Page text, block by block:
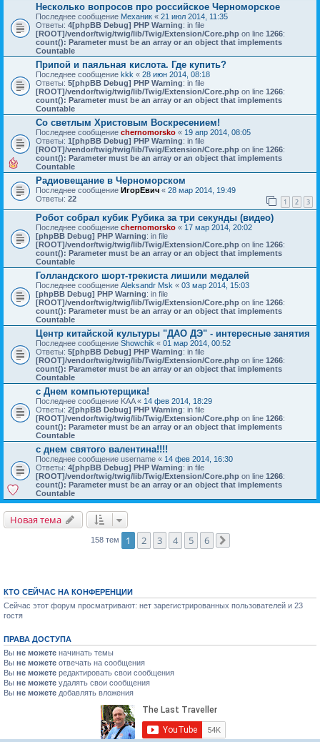
Несколько вопросов про российское Черноморское
Последнее сообщение Механик « 21 июл 2014, 11:35
Ответы: 4[phpBB Debug] PHP Warning: in file
[ROOT]/vendor/twig/twig/lib/Twig/Extension/Core.php on line 1266:
count(): Parameter must be an array or an object that implements
Countable
Припой и паяльная кислота. Где купить?
Последнее сообщение kkk « 28 июн 2014, 08:18
Ответы: 5[phpBB Debug] PHP Warning: in file
[ROOT]/vendor/twig/twig/lib/Twig/Extension/Core.php on line 1266:
count(): Parameter must be an array or an object that implements
Countable
Со светлым Христовым Воскресением!
Последнее сообщение chernomorsko « 19 апр 2014, 08:05
Ответы: 1[phpBB Debug] PHP Warning: in file
[ROOT]/vendor/twig/twig/lib/Twig/Extension/Core.php on line 1266:
count(): Parameter must be an array or an object that implements
Countable
Радиовещание в Черноморском
Последнее сообщение ИгорЕвич « 28 мар 2014, 19:49
Ответы: 22 1 2 3
Робот собрал кубик Рубика за три секунды (видео)
Последнее сообщение chernomorsko « 17 мар 2014, 20:02
[phpBB Debug] PHP Warning: in file
[ROOT]/vendor/twig/twig/lib/Twig/Extension/Core.php on line 1266:
count(): Parameter must be an array or an object that implements
Countable
Голландского шорт-трекиста лишили медалей
Последнее сообщение Aleksandr Msk « 03 мар 2014, 15:03
[phpBB Debug] PHP Warning: in file
[ROOT]/vendor/twig/twig/lib/Twig/Extension/Core.php on line 1266:
count(): Parameter must be an array or an object that implements
Countable
Центр китайской культуры "ДАО ДЭ" - интересные занятия
Последнее сообщение Showchik « 01 мар 2014, 00:52
Ответы: 5[phpBB Debug] PHP Warning: in file
[ROOT]/vendor/twig/twig/lib/Twig/Extension/Core.php on line 1266:
count(): Parameter must be an array or an object that implements
Countable
с Днем компьютерщика!
Последнее сообщение KAA« 14 фев 2014, 18:29
Ответы: 2[phpBB Debug] PHP Warning: in file
[ROOT]/vendor/twig/twig/lib/Twig/Extension/Core.php on line 1266:
count(): Parameter must be an array or an object that implements
Countable
с днем святого валентина!!!!
Последнее сообщение username « 14 фев 2014, 16:30
Ответы: 4[phpBB Debug] PHP Warning: in file
[ROOT]/vendor/twig/twig/lib/Twig/Extension/Core.php on line 1266:
count(): Parameter must be an array or an object that implements
Countable
Новая тема
158 тем 1 2 3 4 5 6
КТО СЕЙЧАС НА КОНФЕРЕНЦИИ
Сейчас этот форум просматривают: нет зарегистрированных пользователей и 23
гостя
ПРАВА ДОСТУПА
Вы не можете начинать темы
Вы не можете отвечать на сообщения
Вы не можете редактировать свои сообщения
Вы не можете удалять свои сообщения
Вы не можете добавлять вложения